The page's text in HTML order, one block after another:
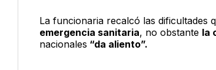
La funcionaria recalcó las dificultades
emergencia sanitaria, no obstante la
nacionales “da aliento”.